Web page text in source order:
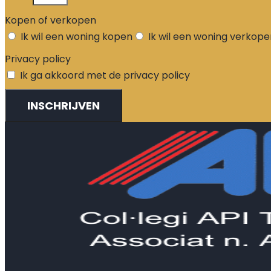
Kopen of verkopen
Ik wil een woning kopen
Ik wil een woning
Privacy policy
Ik ga akkoord met de privacy policy
INSCHRIJVEN